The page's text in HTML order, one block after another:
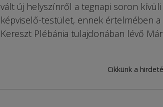
vált új helyszínről a tegnapi soron
képviselő-testület, ennek értelmében a
Kereszt Plébánia tulajdonában lévő
Cikkünk a